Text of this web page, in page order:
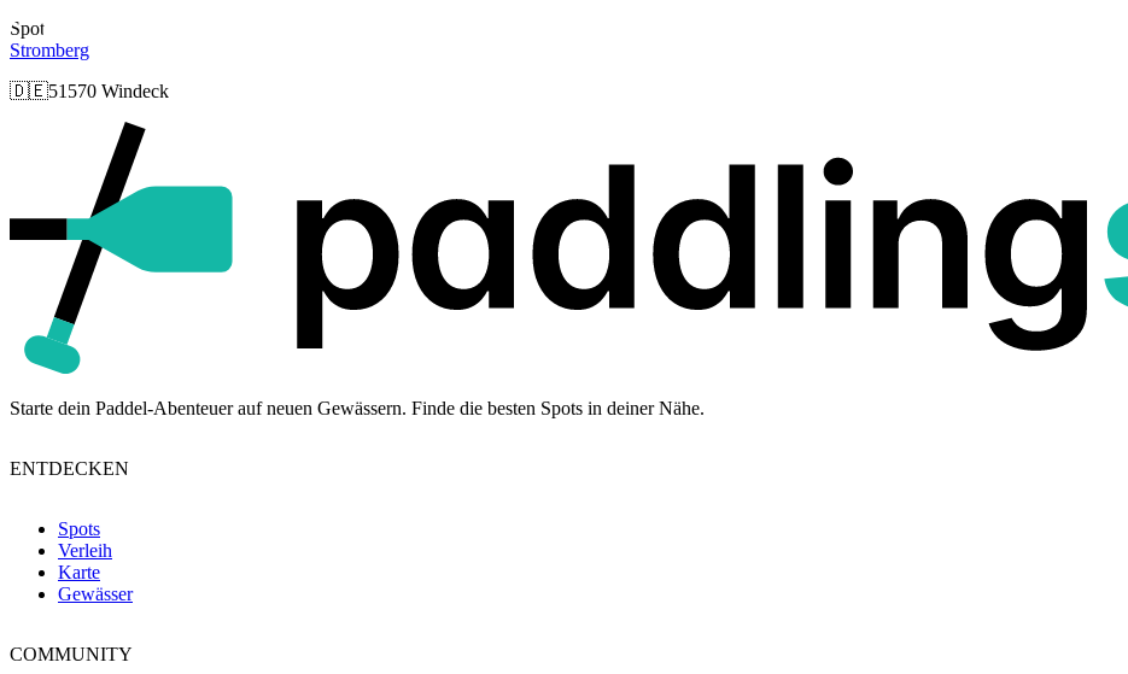
Spot
Stromberg
🇩🇪51570 Windeck
Starte dein Paddel-Abenteuer auf neuen Gewässern. Finde die besten Spots in deiner Nähe.
ENTDECKEN
Spots
Verleih
Karte
Gewässer
COMMUNITY